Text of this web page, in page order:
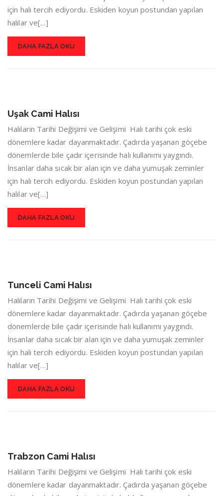
için halı tercih ediyordu. Eskiden koyun postundan yapılan
halılar ve[…]
DAHA FAZLA OKU
Uşak Cami Halısı
Halıların Tarihi Değişimi ve Gelişimi Halı tarihi çok eski
dönemlere kadar dayanmaktadır. Çadırda yaşanan göçebe
dönemlerde bile çadır içerisinde halı kullanımı yaygındı.
İnsanlar daha sıcak bir alan için ve daha yumuşak zeminler
için halı tercih ediyordu. Eskiden koyun postundan yapılan
halılar ve[…]
DAHA FAZLA OKU
Tunceli Cami Halısı
Halıların Tarihi Değişimi ve Gelişimi Halı tarihi çok eski
dönemlere kadar dayanmaktadır. Çadırda yaşanan göçebe
dönemlerde bile çadır içerisinde halı kullanımı yaygındı.
İnsanlar daha sıcak bir alan için ve daha yumuşak zeminler
için halı tercih ediyordu. Eskiden koyun postundan yapılan
halılar ve[…]
DAHA FAZLA OKU
Trabzon Cami Halısı
Halıların Tarihi Değişimi ve Gelişimi Halı tarihi çok eski
dönemlere kadar dayanmaktadır. Çadırda yaşanan göçebe